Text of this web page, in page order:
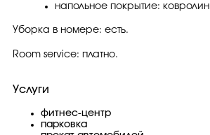
напольное покрытие: ковролин
Уборка в номере: есть.
Room service: платно.
Услуги
фитнес-центр
парковка